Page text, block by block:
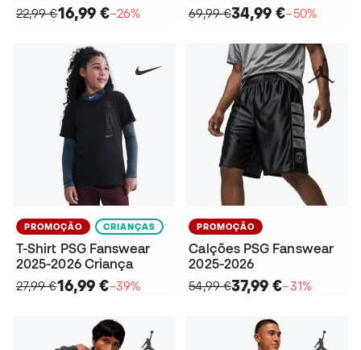
22,99 €16,99 €−26%
69,99 €34,99 €−50%
PROMOÇÃO CRIANÇAS
T-Shirt PSG Fanswear
2025-2026 Criança
27,99 €16,99 €−39%
PROMOÇÃO
Calções PSG Fanswear
2025-2026
54,99 €37,99 €−31%